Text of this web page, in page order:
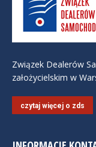
Związek Dealerów
założycielskim w
czytaj więcej o zds